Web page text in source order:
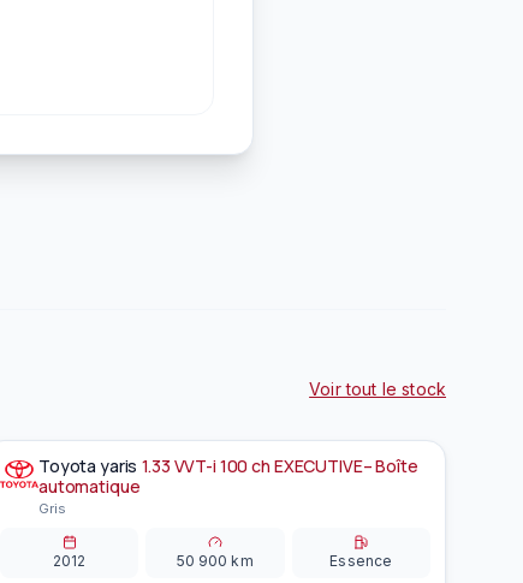
Voir tout le stock
À la une EN PRÉPARATION
Toyota yaris 1.33 VVT-i 100 ch EXECUTIVE– Boîte
automatique
Gris
2012 50 900 km Essence